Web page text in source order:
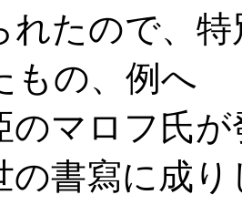
れたので、
もの、例へ
のマロフ氏
の書寫に成